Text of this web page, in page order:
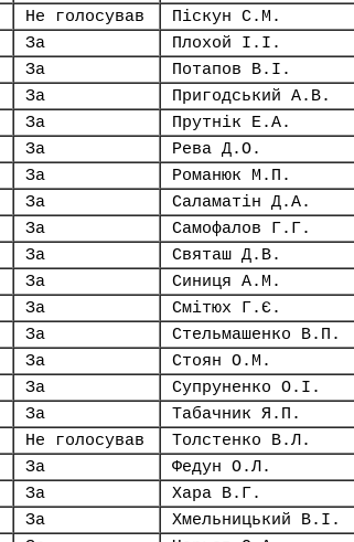
Не голосував Піскун С.М.
За Плохой І.І.
За Потапов В.І.
За Пригодський А.В.
За Прутнік Е.А.
За Рева Д.О.
За Романюк М.П.
За Саламатін Д.А.
За Самофалов Г.Г.
За Святаш Д.В.
За Синиця А.М.
За Смітюх Г.Є.
За Стельмашенко В.П.
За Стоян О.М.
За Супруненко О.І.
За Табачник Я.П.
Не голосував Толстенко В.Л.
За Федун О.Л.
За Хара В.Г.
За Хмельницький В.І.